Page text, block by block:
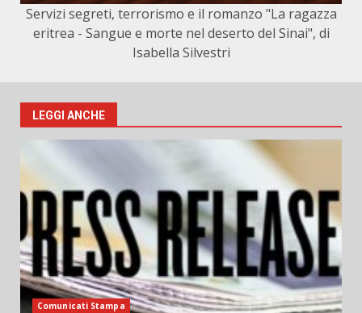
Servizi segreti, terrorismo e il romanzo "La ragazza
eritrea - Sangue e morte nel deserto del Sinai", di
Isabella Silvestri
LEGGI ANCHE
Comunicati Stampa